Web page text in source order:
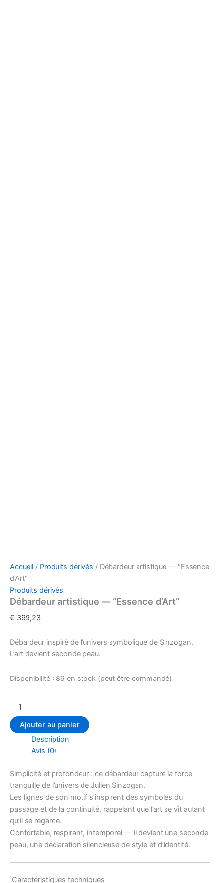
Accueil / Produits dérivés / Débardeur artistique — “Essence
d’Art”
Produits dérivés
Débardeur artistique — “Essence d’Art”
€ 399,23
Débardeur inspiré de l’univers symbolique de Sinzogan.
L’art devient seconde peau.
Disponibilité : 89 en stock (peut être commandé)
Ajouter au panier
Description
Avis (0)
Simplicité et profondeur : ce débardeur capture la force
tranquille de l’univers de Julien Sinzogan.
Les lignes de son motif s’inspirent des symboles du
passage et de la continuité, rappelant que l’art se vit autant
qu’il se regarde.
Confortable, respirant, intemporel — il devient une seconde
peau, une déclaration silencieuse de style et d’identité.
Caractéristiques techniques